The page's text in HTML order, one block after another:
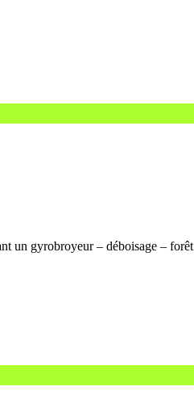
un gyrobroyeur – déboisage – forêt